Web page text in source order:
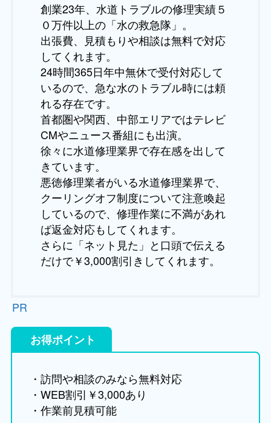
創業23年、水道トラブルの修理実績５
０万件以上の「水の救急隊」。
出張費、見積もりや相談は無料で対応
してくれます。
24時間365日年中無休で受付対応して
いるので、急な水のトラブル時には頼
れる存在です。
首都圏や関西、中部エリアではテレビ
CMやニュース番組にも出演。
徐々に水道修理業界で存在感を出して
きています。
悪徳修理業者がいる水道修理業界で、
クーリングオフ制度について注意喚起
しているので、修理作業に不満があれ
ば返金対応もしてくれます。
さらに「ネット見た」と口頭で伝える
だけで￥3,000割引きしてくれます。
PR
お得ポイント
・訪問や相談のみなら無料対応
・WEB割引￥3,000あり
・作業前見積可能